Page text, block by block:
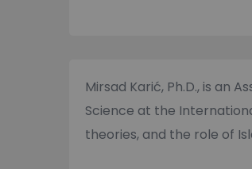
Mirsad Karić, Ph.D., is an
Science at the
theories, and the role of